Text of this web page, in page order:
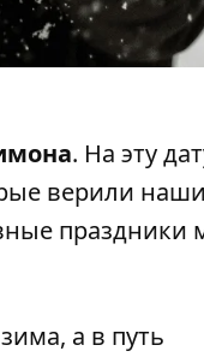
. На эту
верили наши
праздники
а в путь